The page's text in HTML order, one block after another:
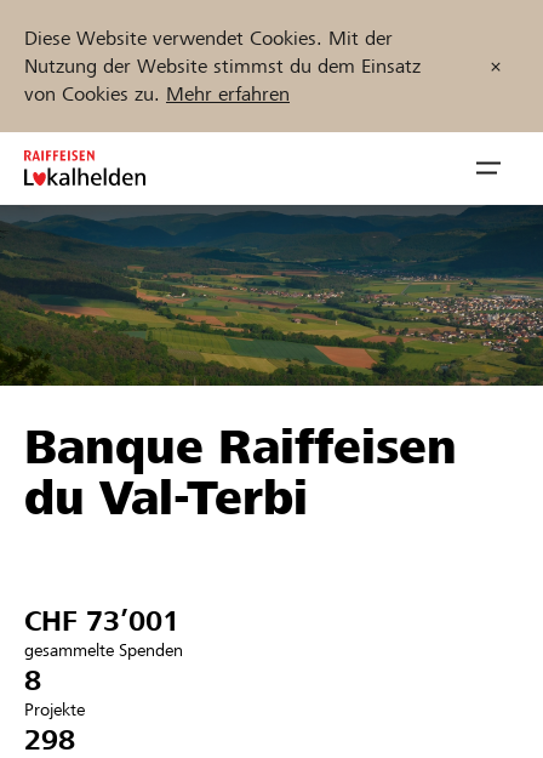
Diese Website verwendet Cookies. Mit der
Nutzung der Website stimmst du dem Einsatz
von Cookies zu. Mehr erfahren
Zum
Inhalt
springen
öffnen
Unterstützen
Hilfe & Support
Anmelden
Projekte und Organisationen finden
Jetzt starten
Banque Raiffeisen
du Val-Terbi
CHF 73’001
gesammelte Spenden
8
Projekte
298